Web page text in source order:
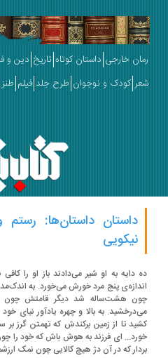
خارجی داستان کوتاه تاریخ دین و فلسفه
کودک و نوجوان طرح جلد فیلم طنز ریشه‌ها
داستان داستان‌ها: رستم و
نیکویی
دایه به او شیر می‌دادند باز او را کافی نبود!
پنج مرد خورش می‌خورد. به اندک‌مدتی بر و
هشت‌ساله شد دیگر قامتش چون سرو
به بالا و چهره یادآور نیای خود سام
تا از زمین برکندش که تهمتن گرز بر سرش
ای فرزند به هوش باش که خود را چون
که در آن دژ هیچ کالایی چون نمک ارزشمند